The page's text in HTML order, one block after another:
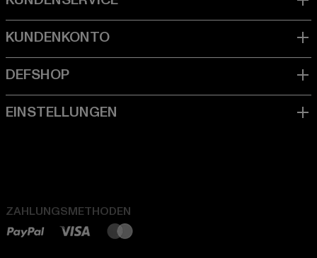
ZAHLUNGSMETHODEN